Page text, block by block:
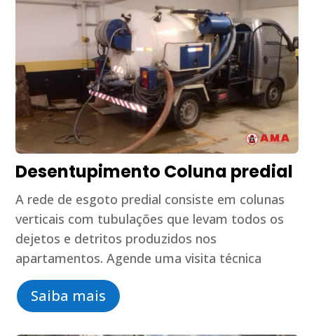
Desentupimento Coluna predial
A rede de esgoto predial consiste em colunas
verticais com tubulações que levam todos os
dejetos e detritos produzidos nos
apartamentos. Agende uma visita técnica
Saiba mais